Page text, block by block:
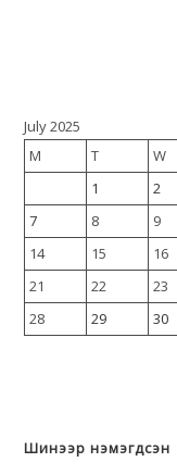
July 2025
M
T W
1
2
7
8 9
14
15 16
21
22 23
28
29 30
Шинээр нэмэгдсэн